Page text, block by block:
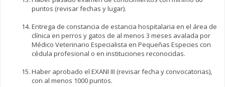
puntos (revisar fechas y lugar).
Entrega de constancia de estancia hospitalaria en el área de
clínica en perros y gatos de al menos 3 meses avalada por
Médico Veterinario Especialista en Pequeñas Especies con
cédula profesional o en instituciones reconocidas.
Haber aprobado el EXANI III (revisar fecha y convocatorias),
con al menos 1000 puntos.